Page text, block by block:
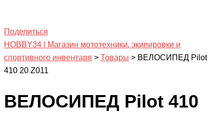
Поделиться
HOBBY34 | Магазин мототехники, экипировки и
спортивного инвентаря > Товары > ВЕЛОСИПЕД Pilot
410 20 Z011
ВЕЛОСИПЕД Pilot 410